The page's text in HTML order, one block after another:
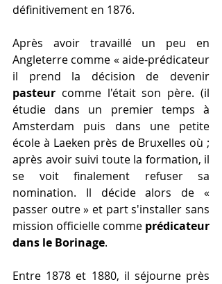
définitivement en 1876.
Après avoir travaillé un peu en
Angleterre comme « aide-prédicateur
pasteur comme l'était son père. (il
étudie dans un premier temps à
Amsterdam puis dans une petite
école à Laeken près de Bruxelles où ;
après avoir suivi toute la formation, il
se voit finalement refuser sa
nomination. Il décide alors de «
passer outre » et part s'installer sans
mission officielle comme prédicateur
dans le Borinage.
Entre 1878 et 1880, il séjourne près